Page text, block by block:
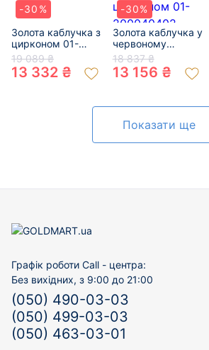
-30%
Золота каблучка з
цирконом 01-
200188773
19 089 ₴
13 332 ₴
-30%
Золота каблучка у
червоному
кольорі з
цирконом 01-
200040402
18 837 ₴
13 156 ₴
Показати ще
Графік роботи Call - центра:
Без вихідних, з 9:00 до 21:00
(050) 490-03-03
(050) 499-03-03
(050) 463-03-01